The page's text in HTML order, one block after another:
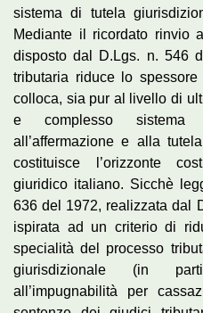
sistema di tutela
Mediante il ricordato rinvio
disposto dal D.Lgs. n. 546
tributaria riduce lo
colloca, sia pur al livello di
e complesso sistema
all’affermazione e alla
costituisce l’orizzonte
giuridico italiano. Sicchè
636 del 1972, realizzata dal
ispirata ad un criterio di
specialità del processo
giurisdizionale (in
all’impugnabilità per